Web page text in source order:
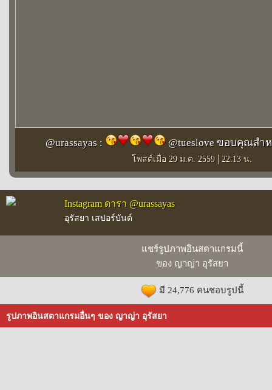
@urassayas : @tueslove ขอบคุณสำ
โพสต์เมื่อ 29 ม.ค. 2559 | 22:13 น.
Instagram ดารา @urassayas
อุรัสยา เสปอร์บันด์
แชร์รูปภาพอินสตาแกรมนี้
ของ ญาญ่า อุรัสยา
มี 24,776 คนชอบรูปนี้
รูปภาพอินสตาแกรมอื่นๆ ของ ญาญ่า อุรัสยา